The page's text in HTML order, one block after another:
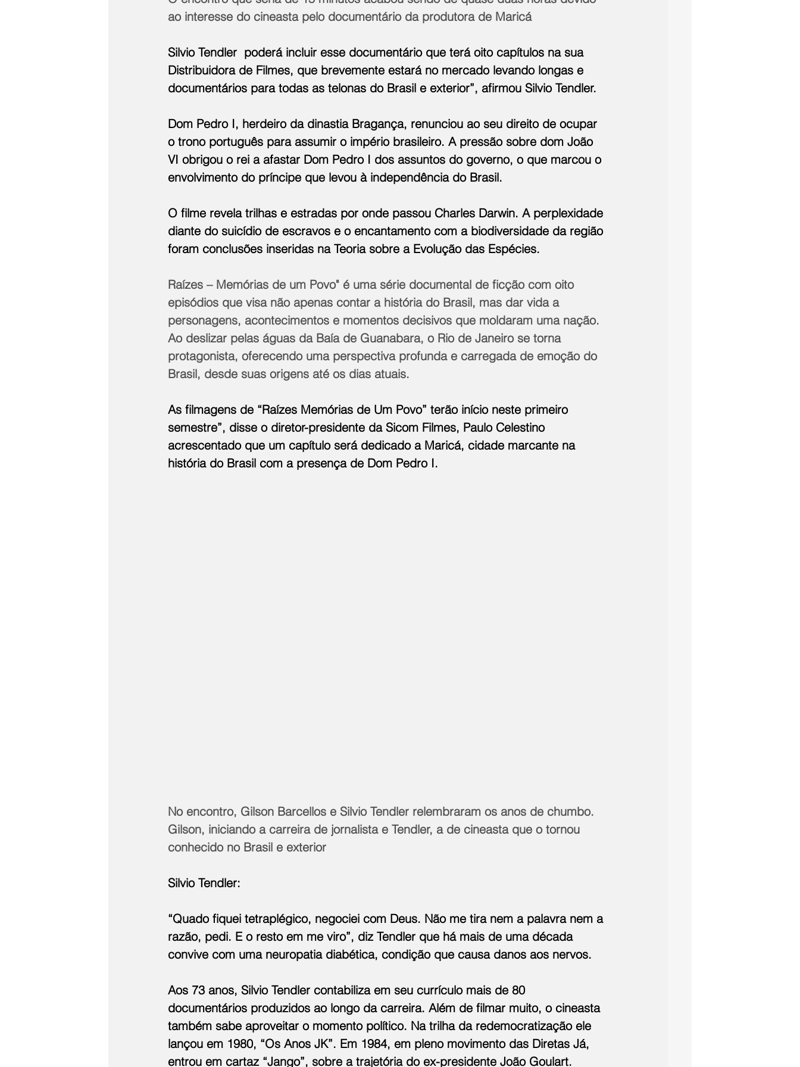
ao interesse do cineasta pelo documentário da produtora de Maricá
Silvio Tendler  poderá incluir esse documentário que terá oito capítulos na sua
Distribuidora de Filmes, que brevemente estará no mercado levando longas e
documentários para todas as telonas do Brasil e exterior”, afirmou Silvio Tendler.
Dom Pedro I, herdeiro da dinastia Bragança, renunciou ao seu direito de ocupar
o trono português para assumir o império brasileiro. A pressão sobre dom João
VI obrigou o rei a afastar Dom Pedro I dos assuntos do governo, o que marcou o
envolvimento do príncipe que levou à independência do Brasil.
O filme revela trilhas e estradas por onde passou Charles Darwin. A perplexidade
diante do suicídio de escravos e o encantamento com a biodiversidade da região
foram conclusões inseridas na Teoria sobre a Evolução das Espécies.
Raízes – Memórias de um Povo" é uma série documental de ficção com oito
episódios que visa não apenas contar a história do Brasil, mas dar vida a
personagens, acontecimentos e momentos decisivos que moldaram uma nação.
Ao deslizar pelas águas da Baía de Guanabara, o Rio de Janeiro se torna
protagonista, oferecendo uma perspectiva profunda e carregada de emoção do
Brasil, desde suas origens até os dias atuais.
As filmagens de “Raízes Memórias de Um Povo” terão início neste primeiro
semestre”, disse o diretor-presidente da Sicom Filmes, Paulo Celestino
acrescentado que um capítulo será dedicado a Maricá, cidade marcante na
história do Brasil com a presença de Dom Pedro I.
No encontro, Gilson Barcellos e Silvio Tendler relembraram os anos de chumbo.
Gilson, iniciando a carreira de jornalista e Tendler, a de cineasta que o tornou
conhecido no Brasil e exterior
Silvio Tendler:
“Quado fiquei tetraplégico, negociei com Deus. Não me tira nem a palavra nem a
razão, pedi. E o resto em me viro”, diz Tendler que há mais de uma década
convive com uma neuropatia diabética, condição que causa danos aos nervos.
Aos 73 anos, Silvio Tendler contabiliza em seu currículo mais de 80
documentários produzidos ao longo da carreira. Além de filmar muito, o cineasta
também sabe aproveitar o momento político. Na trilha da redemocratização ele
lançou em 1980, “Os Anos JK”. Em 1984, em pleno movimento das Diretas Já,
entrou em cartaz “Jango”, sobre a trajetória do ex-presidente João Goulart.